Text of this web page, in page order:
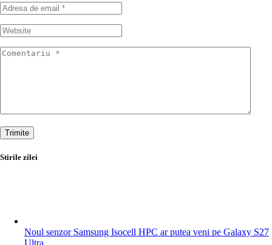
Trimite
Stirile zilei
Noul senzor Samsung Isocell HPC ar putea veni pe Galaxy S27